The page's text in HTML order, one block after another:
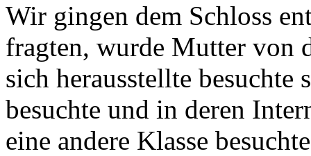
Wir gingen dem Schloss
fragten, wurde Mutter von
sich herausstellte
besuchte und in deren
eine andere Klasse